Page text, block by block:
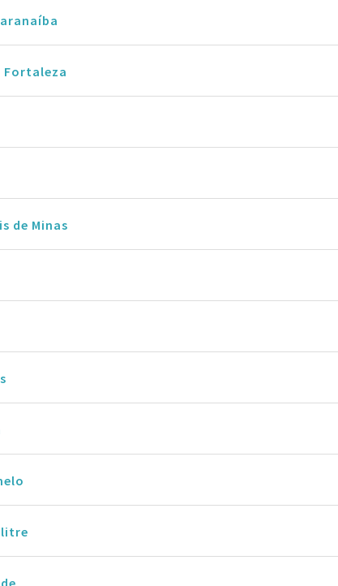
Fortaleza
de Minas